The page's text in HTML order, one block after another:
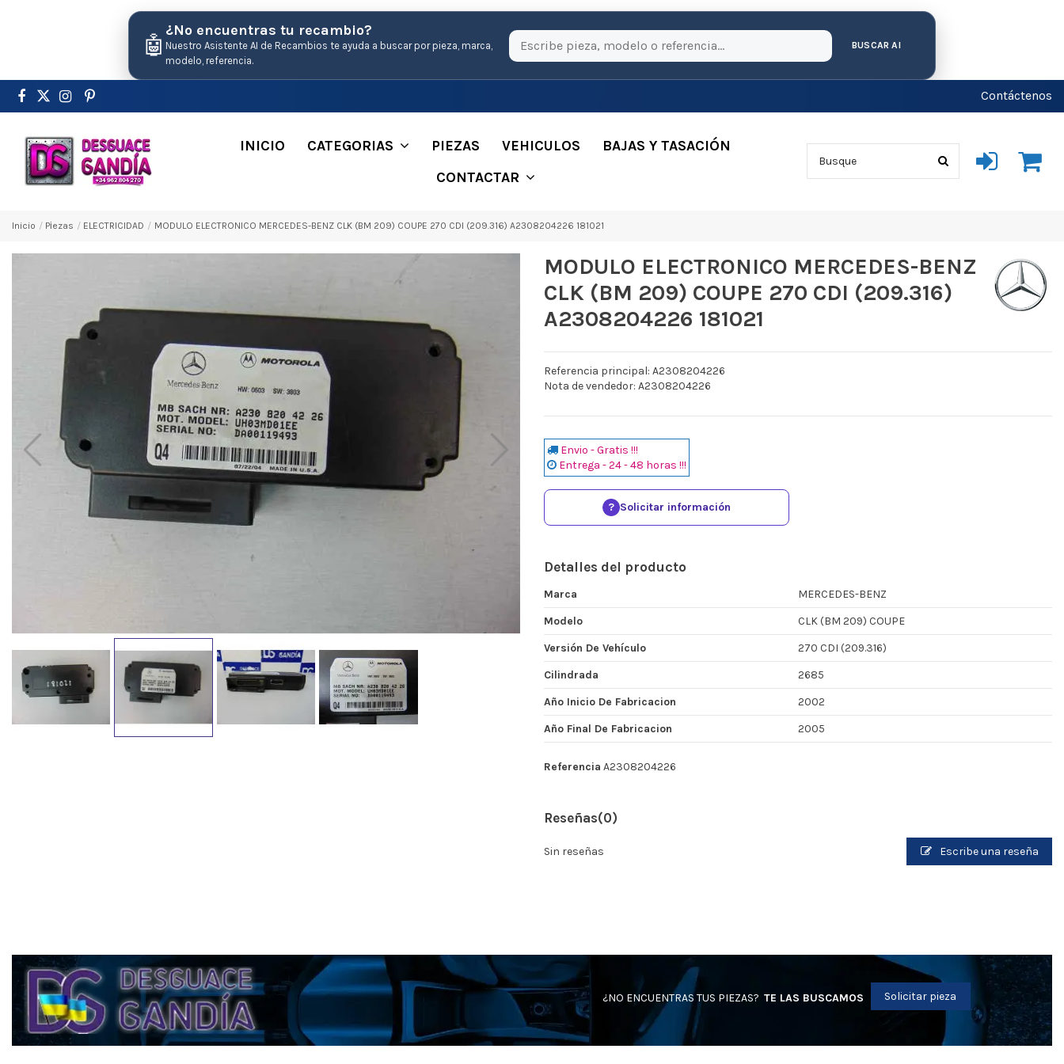
🤖
¿No encuentras tu recambio?
Nuestro Asistente AI de Recambios te ayuda a buscar por pieza, marca,
modelo, referencia.
BUSCAR AI
Contáctenos
INICIO CATEGORIAS PIEZAS VEHICULOS
BAJAS Y TASACIÓN
CONTACTAR
Inicio Pіezas ELECTRICIDAD MODULO ELECTRONICO MERCEDES-BENZ CLK (BM 209) COUPE 270 CDI (209.316) A2308204226 181021
MODULO ELECTRONICO MERCEDES-BENZ
CLK (BM 209) COUPE 270 CDI (209.316)
A2308204226 181021
Referencia principal: A2308204226
Nota de vendedor: A2308204226
Envio - Gratis !!!
Entrega - 24 - 48 horas !!!
? Solicitar información
Detalles del producto
Marca
MERCEDES-BENZ
Modelo
CLK (BM 209) COUPE
Versión De Vehículo
270 CDI (209.316)
Cilindrada
2685
Año Inicio De Fabricacion
2002
Año Final De Fabricacion
2005
Referencia A2308204226
Reseñas(0)
Sin reseñas Escribe una reseña
¿NO ENCUENTRAS TUS PIEZAS? TE LAS BUSCAMOS Solicitar pieza